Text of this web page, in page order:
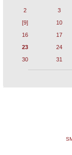
2
3
[9]
10
16
17
23
24
30
31